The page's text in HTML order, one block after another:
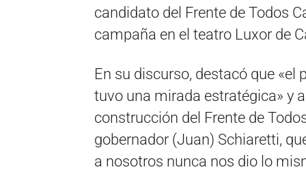
candidato del Frente de Todos
campaña en el teatro Luxor de
En su discurso, destacó que
tuvo una mirada estratégica» y
construcción del Frente de
gobernador (Juan) Schiaretti,
a nosotros nunca nos dio lo